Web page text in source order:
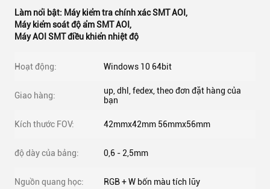
Làm nổi bật: Máy kiểm tra chính xác SMT AOI ,
Máy kiểm soát độ ẩm SMT AOI ,
Máy AOI SMT điều khiển nhiệt độ
Hoạt động: Windows 10 64bit
Giao hàng:
up, dhl, fedex, theo đơn đặt hàng của
bạn
Kích thước FOV: 42mmx42mm 56mmx56mm
độ dày của bảng: 0,6 - 2,5mm
Nguồn quang học: RGB + W bốn màu tích lũy